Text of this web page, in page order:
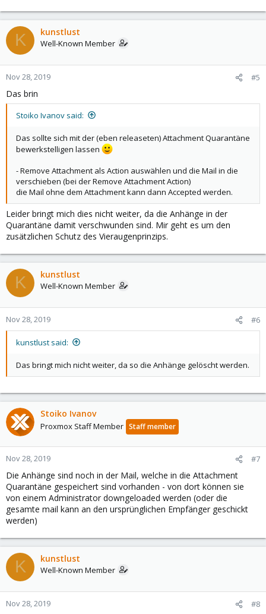
K kunstlust
Well-Known Member
Nov 28, 2019 #5
Das brin
Stoiko Ivanov said:
Das sollte sich mit der (eben releaseten) Attachment Quarantäne
bewerkstelligen lassen
- Remove Attachment als Action auswählen und die Mail in die
verschieben (bei der Remove Attachment Action)
die Mail ohne dem Attachment kann dann Accepted werden.
Leider bringt mich dies nicht weiter, da die Anhänge in der
Quarantäne damit verschwunden sind. Mir geht es um den
zusätzlichen Schutz des Vieraugenprinzips.
K kunstlust
Well-Known Member
Nov 28, 2019 #6
kunstlust said:
Das bringt mich nicht weiter, da so die Anhänge gelöscht werden.
Stoiko Ivanov
Proxmox Staff Member Staff member
Nov 28, 2019 #7
Die Anhänge sind noch in der Mail, welche in die Attachment
Quarantäne gespeichert sind vorhanden - von dort können sie
von einem Administrator downgeloaded werden (oder die
gesamte mail kann an den ursprünglichen Empfänger geschickt
werden)
K kunstlust
Well-Known Member
Nov 28, 2019 #8